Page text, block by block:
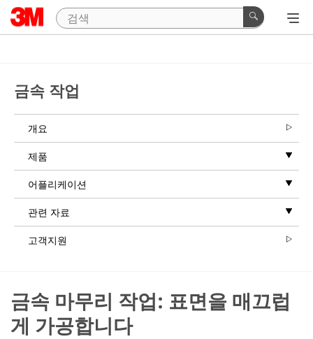
Close
unless
indicated
optional
Business
Email
Address
First Name
Company
금속 작업
개요
제품
어플리케이션
관련 자료
고객지원
금속 마무리 작업: 표면을 매끄럽
게 가공합니다